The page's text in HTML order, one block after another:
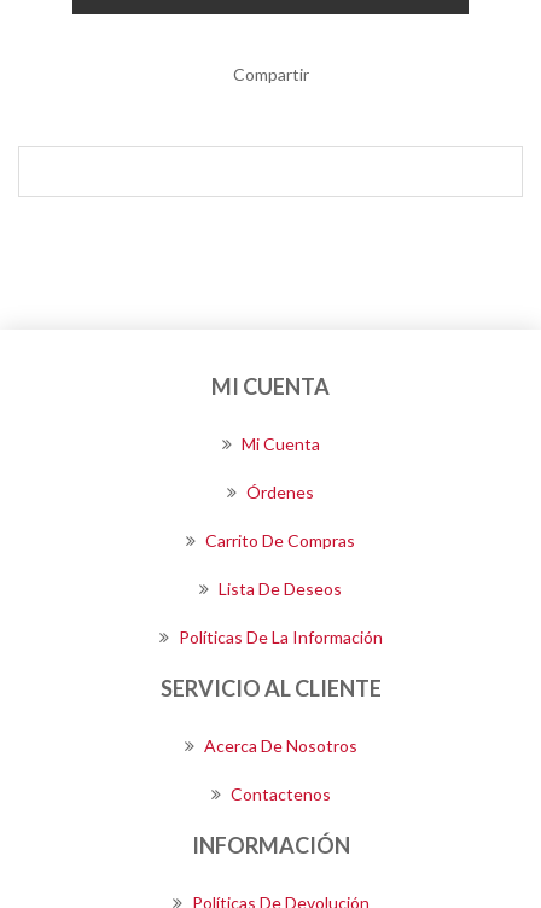
Compartir
MI CUENTA
Mi Cuenta
Órdenes
Carrito De Compras
Lista De Deseos
Políticas De La Información
SERVICIO AL CLIENTE
Acerca De Nosotros
Contactenos
INFORMACIÓN
Políticas De Devolución